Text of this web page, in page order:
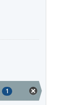
1